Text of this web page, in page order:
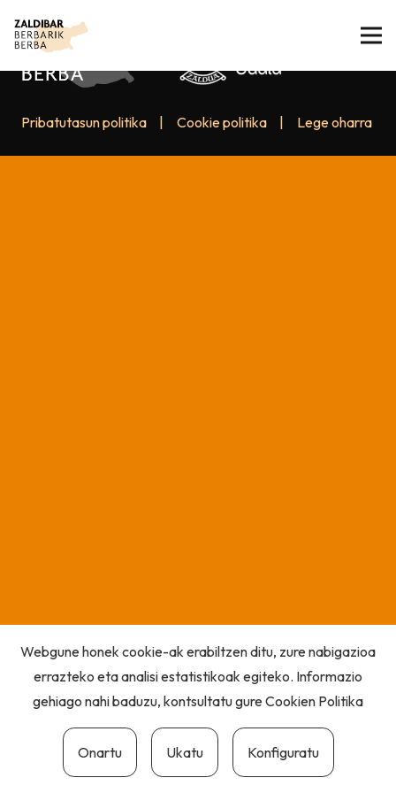
Pribatutasun politika Cookie politika Lege oharra
Webgune honek cookie-ak erabiltzen ditu, zure nabigazioa
errazteko eta analisi estatistikoak egiteko. Informazio
gehiago nahi baduzu, kontsultatu gureCookien Politika
Onartu Ukatu Konfiguratu